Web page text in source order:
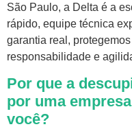
São Paulo, a Delta é a
rápido, equipe técnica
garantia real,
responsabilidade e
Por que a
por uma
você?